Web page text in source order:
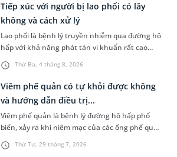
Thứ Ba, 4 tháng 8, 2026
Tiếp xúc với người bị lao phổi có lây
không và cách xử lý
Lao phổi là bệnh lý truyền nhiễm qua đường hô
hấp với khả năng phát tán vi khuẩn rất cao
trong cộng đồng nếu không được kiểm soát
tốt. Vậy khi tiếp xúc với người bị lao phổi có lây
không, những yếu tố nào làm tăng nguy cơ
mắc bệnh và bạn cần phải xử lý như thế nào để
bảo vệ sức khỏe một cách khoa học nhất? Bài
viết dưới đây sẽ giải đáp chi tiết toàn bộ thắc
mắc trên, giúp bạn chủ động phòng ngừa và
tầm soát bệnh hiệu quả.
Thứ Tư, 29 tháng 7, 2026
Viêm phế quản có tự khỏi được không
và hướng dẫn điều trị...
Viêm phế quản là bệnh lý đường hô hấp phổ
biến, xảy ra khi niêm mạc của các ống phế quản
bị sưng viêm và kích ứng. Bệnh gây ra những
cơn ho dai dẳng, đờm đặc và cảm giác tức ngực